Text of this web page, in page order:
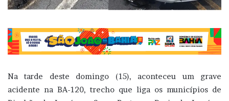
Na tarde deste domingo (15), aconteceu um grave
acidente na BA-120, trecho que liga os municípios de